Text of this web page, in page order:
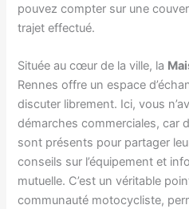
pouvez compter sur une
trajet effectué.
Située au cœur de la ville, la
Rennes offre un espace
discuter librement. Ici, vous
démarches commerciales, car
sont présents pour partager
conseils sur l’équipement et
mutuelle. C’est un véritable
communauté motocycliste,